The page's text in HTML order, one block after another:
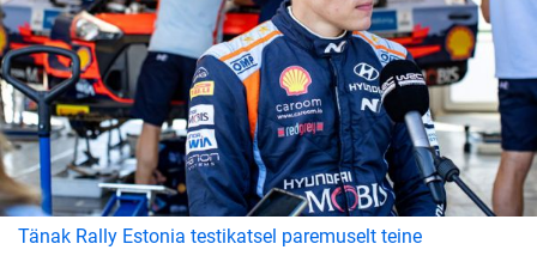
Tänak Rally Estonia testikatsel paremuselt teine